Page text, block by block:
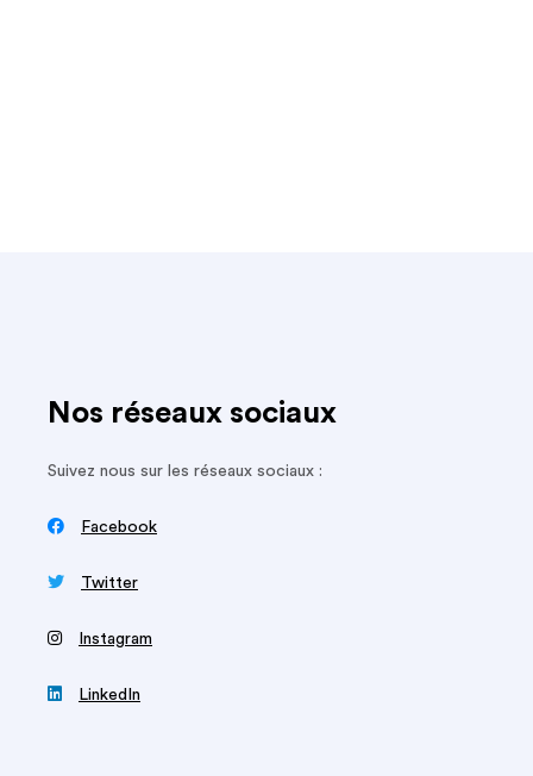
Nos réseaux sociaux
Suivez nous sur les réseaux sociaux :
 Facebook
 Twitter
‍ Instagram
 LinkedIn